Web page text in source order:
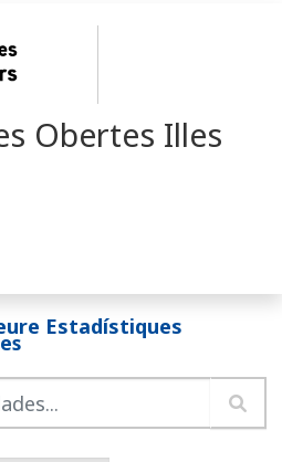
Obertes Illes
Estadístiques